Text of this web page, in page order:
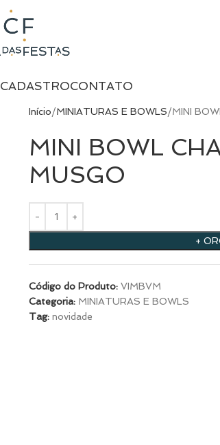
CADASTROCONTATO
Início MINIATURAS E BOWLS MINI
MINI BOWL
MUSGO
+
Código do Produto: VIMBVM
Categoria: MINIATURAS E BOWLS
Tag: novidade